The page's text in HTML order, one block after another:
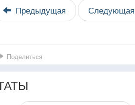
Предыдущая Следующая
Поделиться